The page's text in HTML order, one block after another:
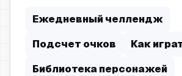
Ежедневный челлендж
Подсчет очков
Как
Библиотека персонажей